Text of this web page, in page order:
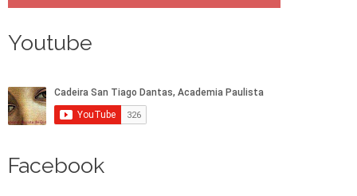
Youtube
Facebook